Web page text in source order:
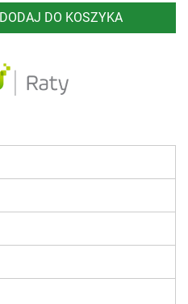
DODAJ DO KOSZYKA